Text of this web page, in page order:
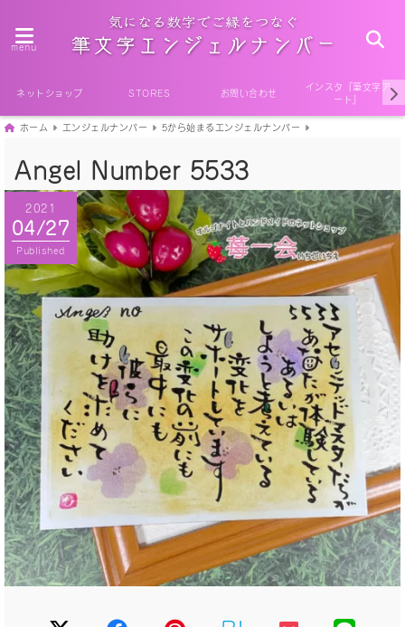
menu
ネットショップ STORES お問い合わせ
インスタ『筆文字ア
ート』
ホーム エンジェルナンバー 5から始まるエンジェルナンバー
Angel Number 5533
2021
04/27
Published